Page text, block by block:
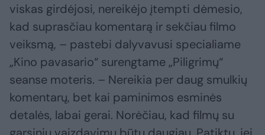
viskas girdėjosi, nereikėjo įtempti dėmesio,
kad suprasčiau komentarą ir sekčiau filmo
veiksmą, – pastebi dalyvavusi specialiame
„Kino pavasario“ surengtame „Piligrimų“
seanse moteris. – Nereikia per daug smulkių
komentarų, bet kai paminimos esminės
detalės, labai gerai. Norėčiau, kad filmų su